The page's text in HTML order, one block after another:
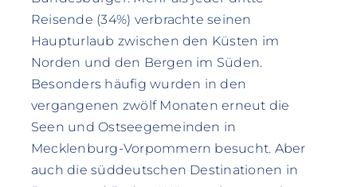
Reisende (34%) verbrachte seinen
Haupturlaub zwischen den Küsten im
Norden und den Bergen im Süden.
Besonders häufig wurden in den
vergangenen zwölf Monaten erneut die
Seen und Ostseegemeinden in
Mecklenburg-Vorpommern besucht. Aber
auch die süddeutschen Destinationen in